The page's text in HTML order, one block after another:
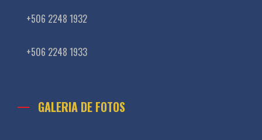
+506 2248 1932
+506 2248 1933
GALERIA DE FOTOS